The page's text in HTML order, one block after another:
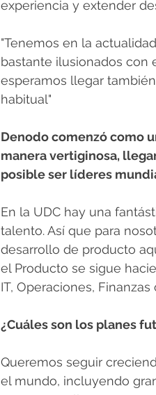
experiencia y extender
"Tenemos en la
bastante ilusionados con
esperamos llegar
habitual"
Denodo comenzó como
manera vertiginosa,
posible ser líderes
En la UDC hay una
talento. Así que para
desarrollo de producto
el Producto se sigue
IT, Operaciones,
¿Cuáles son los planes
Queremos seguir
el mundo, incluyendo